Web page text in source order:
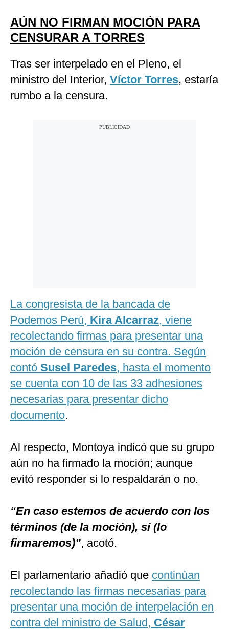
AÚN NO FIRMAN MOCIÓN PARA
CENSURAR A TORRES
Tras ser interpelado en el Pleno, el
ministro del Interior, Víctor Torres, estaría
rumbo a la censura.
La congresista de la bancada de
Podemos Perú, Kira Alcarraz, viene
recolectando firmas para presentar una
moción de censura en su contra. Según
contó Susel Paredes, hasta el momento
se cuenta con 10 de las 33 adhesiones
necesarias para presentar dicho
documento.
Al respecto, Montoya indicó que su grupo
aún no ha firmado la moción; aunque
evitó responder si lo respaldarán o no.
“En caso estemos de acuerdo con los
términos (de la moción), sí (lo
firmaremos)”, acotó.
El parlamentario añadió que continúan
recolectando las firmas necesarias para
presentar una moción de interpelación en
contra del ministro de Salud, César